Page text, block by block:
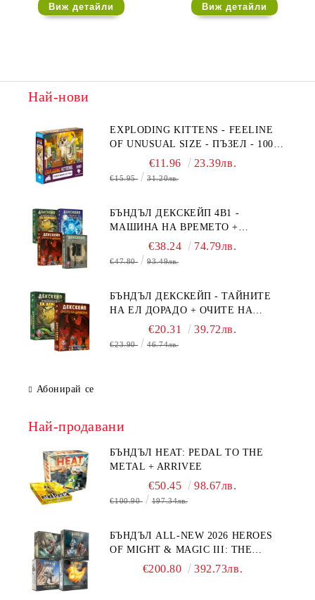
Виж детайли Виж детайли
Най-нови
EXPLODING KITTENS - FEELINE
OF UNUSUAL SIZE - ПЪЗЕЛ - 1000
ЧАСТИ - ПРЕОЦЕНЕН - СРЕДНА
ПОВРЕДА НА КУТИЯТА
€11.96 23.39лв.
€15.95 31.20лв.
БЪНДЪЛ ДЕКСКЕЙП 4В1 -
МАШИНА НА ВРЕМЕТО +
БЯГСТВО ОТ АЛКАТРАЗ +
ТАЙНИТЕ НА ЕЛ ДОРАДО +
€38.24 74.79лв.
€47.80 93.49лв.
БЪНДЪЛ ДЕКСКЕЙП - ТАЙНИТЕ
НА ЕЛ ДОРАДО + ОЧИТЕ НА
ДРАКОНА€20.31 39.72лв.
€23.90 46.74лв.
Абонирай се
Най-продавани
БЪНДЪЛ HEAT: PEDAL TO THE
METAL + ARRIVEE
€50.45 98.67лв.
€100.90 197.34лв.
БЪНДЪЛ ALL-NEW 2026 HEROES
OF MIGHT & MAGIC III: THE
BOARD GAME EXPANSIONS -
€200.80 392.73лв.